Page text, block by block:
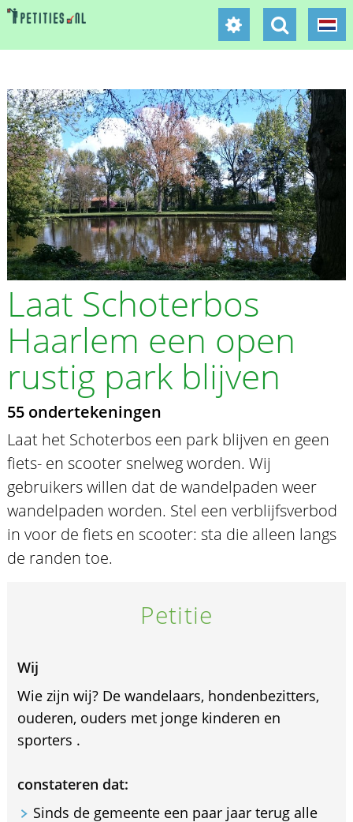
Laat Schoterbos
Haarlem een open
rustig park blijven
55 ondertekeningen
Laat het Schoterbos een park blijven en geen
fiets- en scooter snelweg worden. Wij
gebruikers willen dat de wandelpaden weer
wandelpaden worden. Stel een verblijfsverbod
in voor de fiets en scooter: sta die alleen langs
de randen toe.
Petitie
Wij
Wie zijn wij? De wandelaars, hondenbezitters,
ouderen, ouders met jonge kinderen en
sporters .
constateren dat:
Sinds de gemeente een paar jaar terug alle